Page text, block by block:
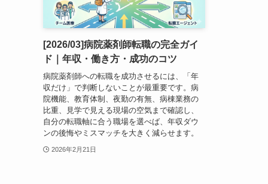
[2026/03]病院薬剤師転職の完全ガイ
ド｜年収・働き方・成功のコツ
病院薬剤師への転職を成功させるには、「年
収だけ」で判断しないことが最重要です。病
院機能、教育体制、夜勤の有無、病棟業務の
比重、見学で見える現場の空気まで確認し、
自分の転職軸に合う職場を選べば、年収ダウ
ンの後悔やミスマッチを大きく減らせます。
2026年2月21日